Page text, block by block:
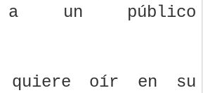
a un público
quiere oír en su